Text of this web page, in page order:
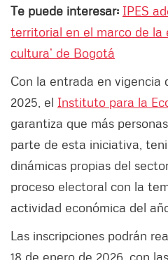
Te puede interesar: IPES
territorial en el marco de la
cultura’ de Bogotá
Con la entrada en vigencia
2025, el Instituto para la
garantiza que más
parte de esta iniciativa,
dinámicas propias del
proceso electoral con la
actividad económica del
Las inscripciones podrán
18 de enero de 2026, con